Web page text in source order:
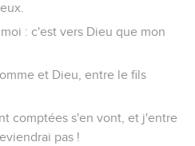
: c'est vers Dieu que mon
et Dieu, entre le fils
comptées s'en vont, et j'entre
pas !